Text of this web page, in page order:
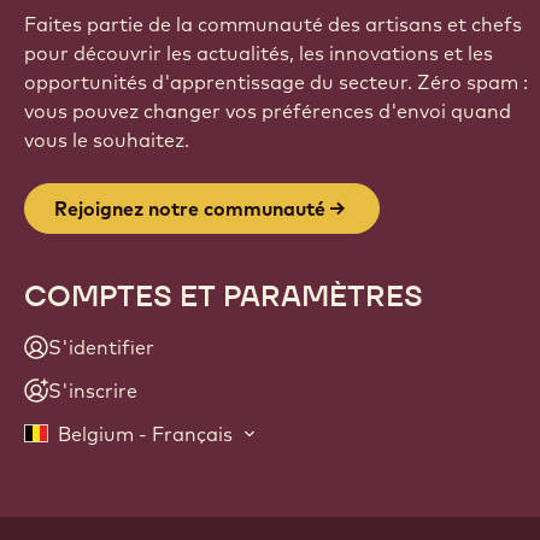
Faites partie de la communauté des artisans et chefs
pour découvrir les actualités, les innovations et les
opportunités d'apprentissage du secteur. Zéro spam :
vous pouvez changer vos préférences d'envoi quand
vous le souhaitez.
Rejoignez notre communauté
COMPTES ET PARAMÈTRES
S'identifier
S'inscrire
Belgium - Français